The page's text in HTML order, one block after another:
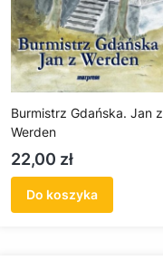
Burmistrz Gdańska. Jan z
Werden
Cena
22,00 zł
Do koszyka